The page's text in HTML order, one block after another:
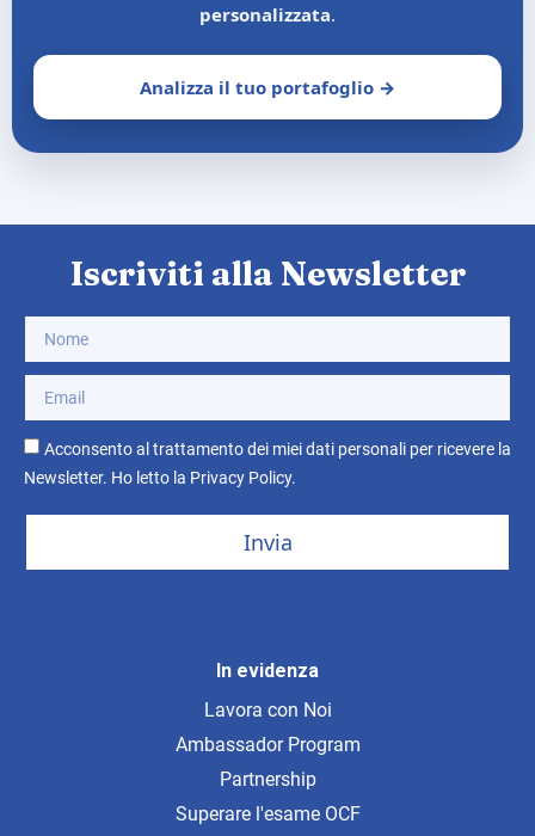
personalizzata.
Analizza il tuo portafoglio →
In evidenza
Lavora con Noi
Ambassador Program
Partnership
Superare l'esame OCF
Iscriviti alla Newsletter
Acconsento al trattamento dei miei dati personali per ricevere la
Newsletter. Ho letto la Privacy Policy.
Invia